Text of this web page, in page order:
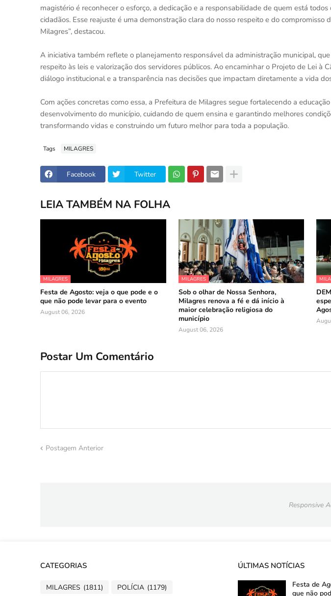
magistério é reconhecer o esforço, a dedicação e a responsabilidade de quem está
cidadãos. Esse reajuste é uma demonstração clara do nosso respeito e do compromisso
Milagres”, destacou.
A iniciativa também reflete o planejamento responsável da administração municipal,
respeito às leis e valorização dos servidores públicos. Ao encaminhar o Projeto de Lei à
diálogo institucional e a transparência nas decisões que impactam diretamente a vida
Com ações concretas como essa, a Prefeitura de Milagres segue fortalecendo a
desenvolvimento do município, cuidando de quem ensina e garantindo melhores
transformando vidas e construindo um futuro melhor para toda a população.
Tags MILAGRES
Facebook Twitter
LEIA TAMBÉM NA FOLHA
MILAGRES
Festa de Agosto: veja o que pode e o
que não pode levar para o evento
August 06, 2026
MILAGRES
Sob o olhar de Nossa Senhora,
Milagres renova a fé e dá início à
maior celebração religiosa do
município
August 06, 2026
Postar Um Comentário
Postagem Anterior
Responsive
CATEGORIAS
MILAGRES (1811) POLÍCIA (1179)
ÚLTIMAS NOTÍCIAS
Festa de
que não